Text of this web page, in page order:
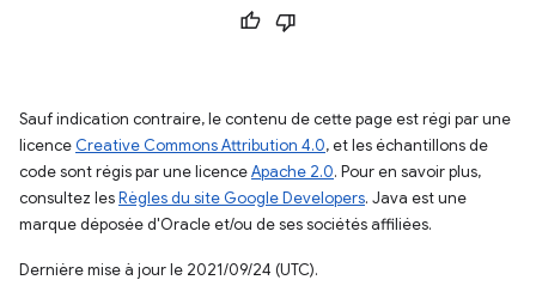
Sauf indication contraire, le contenu de cette page est régi par une
licence Creative Commons Attribution 4.0, et les échantillons de
code sont régis par une licenceApache 2.0. Pour en savoir plus,
consultez lesRègles du site Google Developers. Java est une
marque déposée d'Oracle et/ou de ses sociétés affiliées.
Dernière mise à jour le 2021/09/24 (UTC).